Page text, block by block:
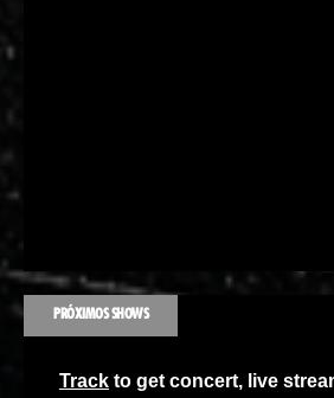
PRÓXIMOS SHOWS
Track to get concert, live